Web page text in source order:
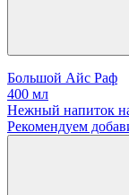
Большой Айс Раф
400 мл
Нежный напиток
Рекомендуем